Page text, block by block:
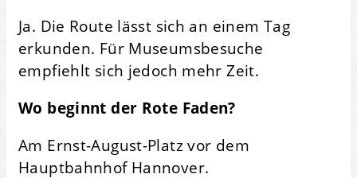
Ja. Die Route lässt sich an einem Tag
erkunden. Für Museumsbesuche
empfiehlt sich jedoch mehr Zeit.
Wo beginnt der Rote Faden?
Am Ernst-August-Platz vor dem
Hauptbahnhof Hannover.